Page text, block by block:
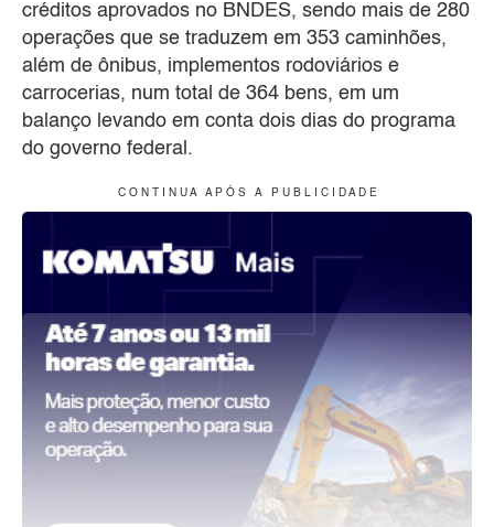
créditos aprovados no BNDES, sendo mais de 280
operações que se traduzem em 353 caminhões,
além de ônibus, implementos rodoviários e
carrocerias, num total de 364 bens, em um
balanço levando em conta dois dias do programa
do governo federal.
C O N T I N U A A P Ó S A P U B L I C I D A D E